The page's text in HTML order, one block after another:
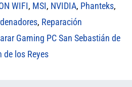
WIFI, MSI, NVIDIA, Phanteks,
, Reparación
Gaming PC San Sebastián de
de los Reyes